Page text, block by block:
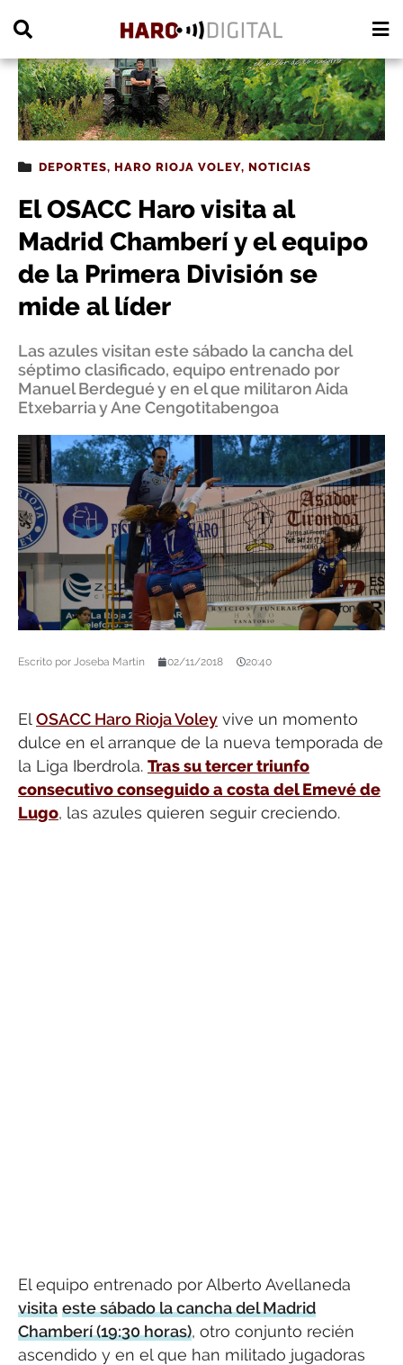
DEPORTES, HARO RIOJA VOLEY, NOTICIAS
El OSACC Haro visita al
Madrid Chamberí y el equipo
de la Primera División se
mide al líder
Las azules visitan este sábado la cancha del
séptimo clasificado, equipo entrenado por
Manuel Berdegué y en el que militaron Aida
Etxebarria y Ane Cengotitabengoa
Escrito por Joseba Martín 02/11/2018 20:40
El OSACC Haro Rioja Voley vive un momento
dulce en el arranque de la nueva temporada de
la Liga Iberdrola. Tras su tercer triunfo
consecutivo conseguido a costa del Emevé de
Lugo, las azules quieren seguir creciendo.
El equipo entrenado por Alberto Avellaneda
visita este sábado la cancha del Madrid
Chamberí (19:30 horas), otro conjunto recién
ascendido y en el que han militado jugadoras